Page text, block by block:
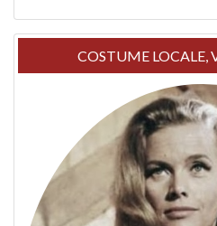
COSTUME LOCALE,